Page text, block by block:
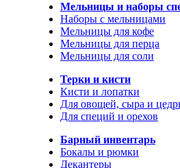
Мельницы и наборы
Наборы с мельницами
Мельницы для кофе
Мельницы для перца
Мельницы для соли
Терки и кисти
Кисти и лопатки
Для овощей, сыра и
Для специй и орехов
Барный инвентарь
Бокалы и рюмки
Декантеры